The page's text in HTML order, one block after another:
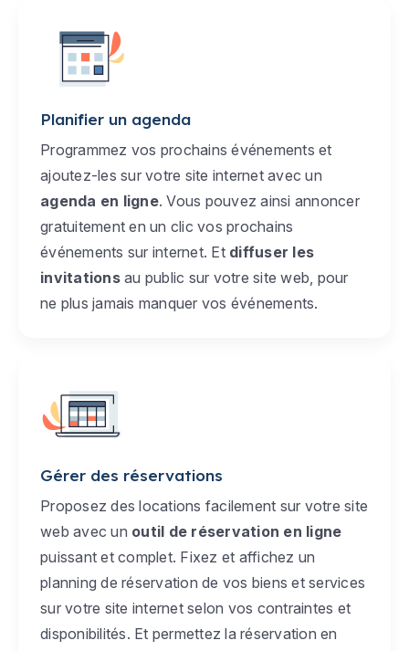
Planifier un agenda
Programmez vos prochains événements et
ajoutez-les sur votre site internet avec un
agenda en ligne. Vous pouvez ainsi annoncer
gratuitement en un clic vos prochains
événements sur internet. Et diffuser les
invitationsau public sur votre site web, pour
ne plus jamais manquer vos événements.
Gérer des réservations
Proposez des locations facilement sur votre site
web avec un outil de réservation en ligne
puissant et complet. Fixez et affichez un
planning de réservation de vos biens et services
sur votre site internet selon vos contraintes et
disponibilités. Et permettez la réservation en